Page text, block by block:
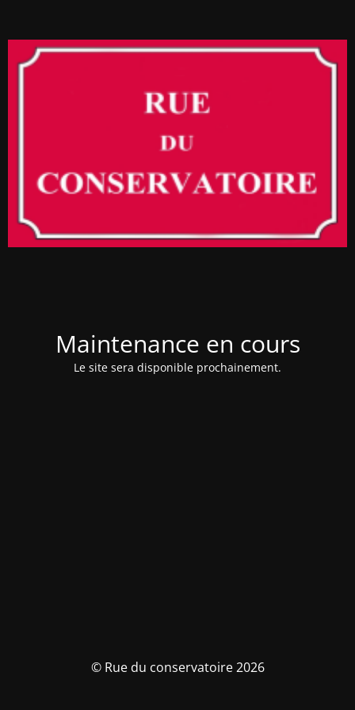
Maintenance en cours
Le site sera disponible prochainement.
© Rue du conservatoire 2026